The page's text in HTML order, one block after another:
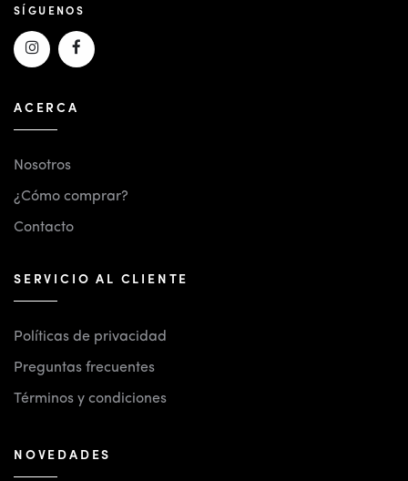
SÍGUENOS
ACERCA
Nosotros
¿Cómo comprar?
Contacto
SERVICIO AL CLIENTE
Políticas de privacidad
Preguntas frecuentes
Términos y condiciones
NOVEDADES